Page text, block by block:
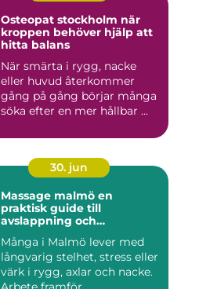
Osteopat stockholm när
kroppen behöver hjälp att
hitta balans
När smärta i rygg, nacke
eller huvud återkommer
gång på gång börjar många
söka efter en mer hållbar ...
30. jun
Massage malmö en
praktisk guide till
avslappning och
Många i Malmö lever med
långvarig stelhet, stress eller
värk i rygg, axlar och nacke.